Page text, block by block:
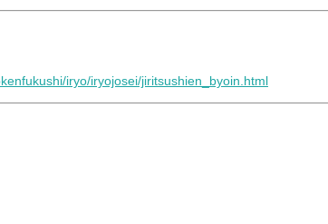
iryo/iryojosei/jiritsushien_byoin.html